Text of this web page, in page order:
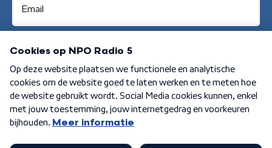
Aanmelden
Algemene voorwaarden